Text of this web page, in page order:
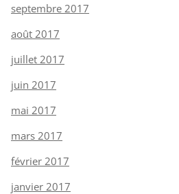
septembre 2017
août 2017
juillet 2017
juin 2017
mai 2017
mars 2017
février 2017
janvier 2017